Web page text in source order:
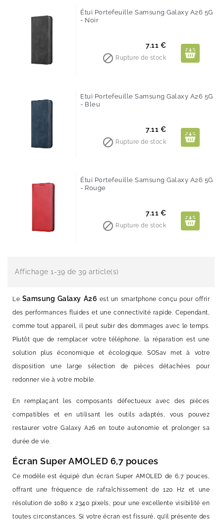
Étui Portefeuille Samsung Galaxy A26 5G
- Noir
Prix
7.11 €
 Rupture de stock
Etui Portefeuille Samsung Galaxy A26 5G
- Bleu
Prix
7.11 €
 Rupture de stock
Étui Portefeuille Samsung Galaxy A26 5G
- Rouge
Prix
7.11 €
 Rupture de stock
Affichage 1-39 de 39 article(s)
Le Samsung Galaxy A26 est un smartphone conçu pour offrir
des performances fluides et une connectivité rapide. Cependant,
comme tout appareil, il peut subir des dommages avec le temps.
Plutôt que de remplacer votre téléphone, la réparation est une
solution plus économique et écologique. SOSav met à votre
disposition une large sélection de pièces détachées pour
redonner vie à votre mobile.
En remplaçant les composants défectueux avec des pièces
compatibles et en utilisant les outils adaptés, vous pouvez
restaurer votre Galaxy A26 en toute autonomie et prolonger sa
durée de vie.
Écran Super AMOLED 6,7 pouces
Ce modèle est équipé d’un écran Super AMOLED de 6,7 pouces,
offrant une fréquence de rafraîchissement de 120 Hz et une
résolution de 1080 x 2340 pixels, pour une excellente visibilité en
toutes circonstances. Si votre écran est fissuré, qu’il présente des